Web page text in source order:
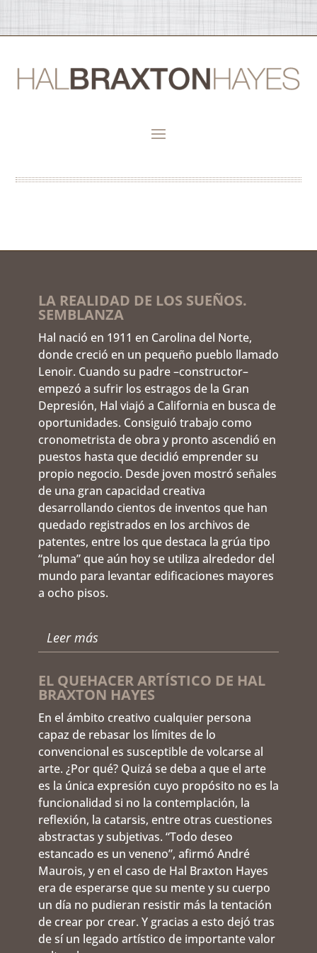
LA REALIDAD DE LOS SUEÑOS.
SEMBLANZA
Hal nació en 1911 en Carolina del Norte,
donde creció en un pequeño pueblo llamado
Lenoir. Cuando su padre –constructor–
empezó a sufrir los estragos de la Gran
Depresión, Hal viajó a California en busca de
oportunidades. Consiguió trabajo como
cronometrista de obra y pronto ascendió en
puestos hasta que decidió emprender su
propio negocio. Desde joven mostró señales
de una gran capacidad creativa
desarrollando cientos de inventos que han
quedado registrados en los archivos de
patentes, entre los que destaca la grúa tipo
“pluma” que aún hoy se utiliza alrededor del
mundo para levantar edificaciones mayores
a ocho pisos.
Leer más
EL QUEHACER ARTÍSTICO DE HAL
BRAXTON HAYES
En el ámbito creativo cualquier persona
capaz de rebasar los límites de lo
convencional es susceptible de volcarse al
arte. ¿Por qué? Quizá se deba a que el arte
es la única expresión cuyo propósito no es la
funcionalidad si no la contemplación, la
reflexión, la catarsis, entre otras cuestiones
abstractas y subjetivas. “Todo deseo
estancado es un veneno”, afirmó André
Maurois, y en el caso de Hal Braxton Hayes
era de esperarse que su mente y su cuerpo
un día no pudieran resistir más la tentación
de crear por crear. Y gracias a esto dejó tras
de sí un legado artístico de importante valor